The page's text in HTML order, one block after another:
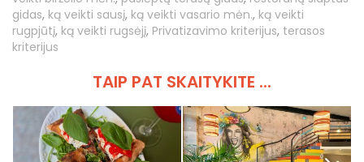
gidas, ką veikti sausį, ką veikti vasario mėn., ką veikti
rugpjūtį, ką veikti rugsėjį, Privatizavimo kriterijus, terasos
kriterijus
TAIP PAT SKAITYKITE ...